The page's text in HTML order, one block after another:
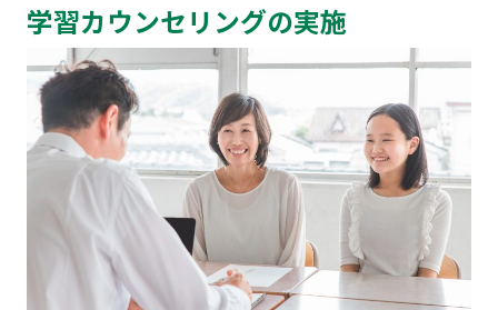
学習カウンセリングの実施